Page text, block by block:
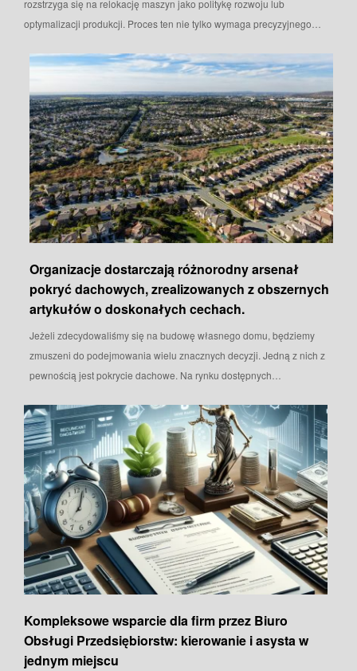
rozstrzyga się na relokację maszyn jako politykę rozwoju lub
optymalizacji produkcji. Proces ten nie tylko wymaga precyzyjnego…
Organizacje dostarczają różnorodny arsenał
pokryć dachowych, zrealizowanych z obszernych
artykułów o doskonałych cechach.
Jeżeli zdecydowaliśmy się na budowę własnego domu, będziemy
zmuszeni do podejmowania wielu znacznych decyzji. Jedną z nich z
pewnością jest pokrycie dachowe. Na rynku dostępnych…
Kompleksowe wsparcie dla firm przez Biuro
Obsługi Przedsiębiorstw: kierowanie i asysta w
jednym miejscu